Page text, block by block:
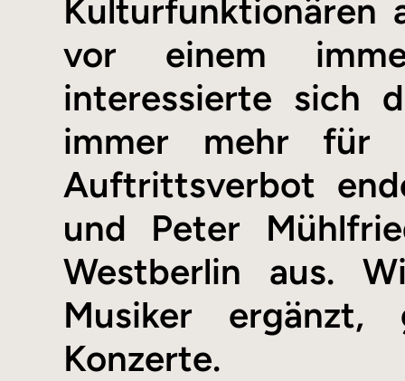
Kulturfunktionären
vor einem
interessierte sich
immer mehr für
Auftrittsverbot
und Peter
Westberlin aus.
Musiker
Konzerte.